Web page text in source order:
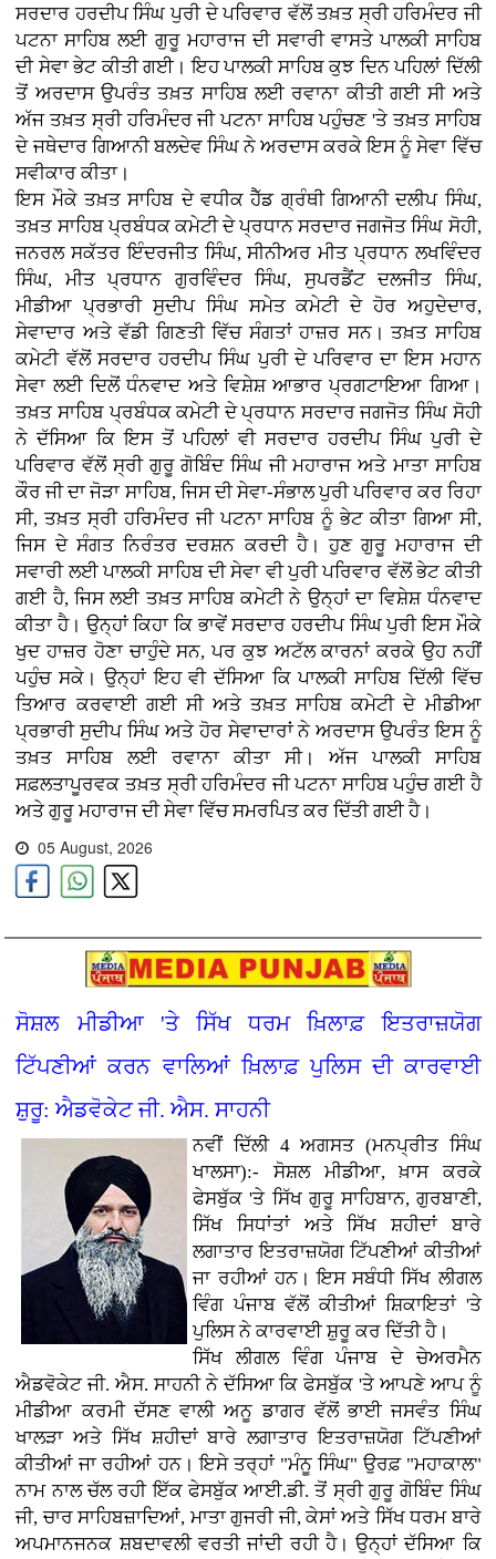
ਸਰਦਾਰ ਹਰਦੀਪ ਸਿੰਘ ਪੁਰੀ ਦੇ ਪਰਿਵਾਰ ਵੱਲੋਂ ਤਖ਼ਤ ਸ੍ਰੀ ਹਰਿਮੰਦਰ ਜੀ
ਪਟਨਾ ਸਾਹਿਬ ਲਈ ਗੁਰੂ ਮਹਾਰਾਜ ਦੀ ਸਵਾਰੀ ਵਾਸਤੇ ਪਾਲਕੀ ਸਾਹਿਬ
ਦੀ ਸੇਵਾ ਭੇਟ ਕੀਤੀ ਗਈ। ਇਹ ਪਾਲਕੀ ਸਾਹਿਬ ਕੁਝ ਦਿਨ ਪਹਿਲਾਂ ਦਿੱਲੀ
ਤੋਂ ਅਰਦਾਸ ਉਪਰੰਤ ਤਖ਼ਤ ਸਾਹਿਬ ਲਈ ਰਵਾਨਾ ਕੀਤੀ ਗਈ ਸੀ ਅਤੇ
ਅੱਜ ਤਖ਼ਤ ਸ੍ਰੀ ਹਰਿਮੰਦਰ ਜੀ ਪਟਨਾ ਸਾਹਿਬ ਪਹੁੰਚਣ 'ਤੇ ਤਖ਼ਤ ਸਾਹਿਬ
ਦੇ ਜਥੇਦਾਰ ਗਿਆਨੀ ਬਲਦੇਵ ਸਿੰਘ ਨੇ ਅਰਦਾਸ ਕਰਕੇ ਇਸ ਨੂੰ ਸੇਵਾ ਵਿੱਚ
ਸਵੀਕਾਰ ਕੀਤਾ।
ਇਸ ਮੌਕੇ ਤਖ਼ਤ ਸਾਹਿਬ ਦੇ ਵਧੀਕ ਹੈੱਡ ਗ੍ਰੰਥੀ ਗਿਆਨੀ ਦਲੀਪ ਸਿੰਘ,
ਤਖ਼ਤ ਸਾਹਿਬ ਪ੍ਰਬੰਧਕ ਕਮੇਟੀ ਦੇ ਪ੍ਰਧਾਨ ਸਰਦਾਰ ਜਗਜੋਤ ਸਿੰਘ ਸੋਹੀ,
ਜਨਰਲ ਸਕੱਤਰ ਇੰਦਰਜੀਤ ਸਿੰਘ, ਸੀਨੀਅਰ ਮੀਤ ਪ੍ਰਧਾਨ ਲਖਵਿੰਦਰ
ਸਿੰਘ, ਮੀਤ ਪ੍ਰਧਾਨ ਗੁਰਵਿੰਦਰ ਸਿੰਘ, ਸੁਪਰਡੈਂਟ ਦਲਜੀਤ ਸਿੰਘ,
ਮੀਡੀਆ ਪ੍ਰਭਾਰੀ ਸੁਦੀਪ ਸਿੰਘ ਸਮੇਤ ਕਮੇਟੀ ਦੇ ਹੋਰ ਅਹੁਦੇਦਾਰ,
ਸੇਵਾਦਾਰ ਅਤੇ ਵੱਡੀ ਗਿਣਤੀ ਵਿੱਚ ਸੰਗਤਾਂ ਹਾਜ਼ਰ ਸਨ। ਤਖ਼ਤ ਸਾਹਿਬ
ਕਮੇਟੀ ਵੱਲੋਂ ਸਰਦਾਰ ਹਰਦੀਪ ਸਿੰਘ ਪੁਰੀ ਦੇ ਪਰਿਵਾਰ ਦਾ ਇਸ ਮਹਾਨ
ਸੇਵਾ ਲਈ ਦਿਲੋਂ ਧੰਨਵਾਦ ਅਤੇ ਵਿਸ਼ੇਸ਼ ਆਭਾਰ ਪ੍ਰਗਟਾਇਆ ਗਿਆ।
ਤਖ਼ਤ ਸਾਹਿਬ ਪ੍ਰਬੰਧਕ ਕਮੇਟੀ ਦੇ ਪ੍ਰਧਾਨ ਸਰਦਾਰ ਜਗਜੋਤ ਸਿੰਘ ਸੋਹੀ
ਨੇ ਦੱਸਿਆ ਕਿ ਇਸ ਤੋਂ ਪਹਿਲਾਂ ਵੀ ਸਰਦਾਰ ਹਰਦੀਪ ਸਿੰਘ ਪੁਰੀ ਦੇ
ਪਰਿਵਾਰ ਵੱਲੋਂ ਸ੍ਰੀ ਗੁਰੂ ਗੋਬਿੰਦ ਸਿੰਘ ਜੀ ਮਹਾਰਾਜ ਅਤੇ ਮਾਤਾ ਸਾਹਿਬ
ਕੌਰ ਜੀ ਦਾ ਜੋੜਾ ਸਾਹਿਬ, ਜਿਸ ਦੀ ਸੇਵਾ-ਸੰਭਾਲ ਪੁਰੀ ਪਰਿਵਾਰ ਕਰ ਰਿਹਾ
ਸੀ, ਤਖ਼ਤ ਸ੍ਰੀ ਹਰਿਮੰਦਰ ਜੀ ਪਟਨਾ ਸਾਹਿਬ ਨੂੰ ਭੇਟ ਕੀਤਾ ਗਿਆ ਸੀ,
ਜਿਸ ਦੇ ਸੰਗਤ ਨਿਰੰਤਰ ਦਰਸ਼ਨ ਕਰਦੀ ਹੈ। ਹੁਣ ਗੁਰੂ ਮਹਾਰਾਜ ਦੀ
ਸਵਾਰੀ ਲਈ ਪਾਲਕੀ ਸਾਹਿਬ ਦੀ ਸੇਵਾ ਵੀ ਪੁਰੀ ਪਰਿਵਾਰ ਵੱਲੋਂ ਭੇਟ ਕੀਤੀ
ਗਈ ਹੈ, ਜਿਸ ਲਈ ਤਖ਼ਤ ਸਾਹਿਬ ਕਮੇਟੀ ਨੇ ਉਨ੍ਹਾਂ ਦਾ ਵਿਸ਼ੇਸ਼ ਧੰਨਵਾਦ
ਕੀਤਾ ਹੈ। ਉਨ੍ਹਾਂ ਕਿਹਾ ਕਿ ਭਾਵੇਂ ਸਰਦਾਰ ਹਰਦੀਪ ਸਿੰਘ ਪੁਰੀ ਇਸ ਮੌਕੇ
ਖੁਦ ਹਾਜ਼ਰ ਹੋਣਾ ਚਾਹੁੰਦੇ ਸਨ, ਪਰ ਕੁਝ ਅਟੱਲ ਕਾਰਨਾਂ ਕਰਕੇ ਉਹ ਨਹੀਂ
ਪਹੁੰਚ ਸਕੇ। ਉਨ੍ਹਾਂ ਇਹ ਵੀ ਦੱਸਿਆ ਕਿ ਪਾਲਕੀ ਸਾਹਿਬ ਦਿੱਲੀ ਵਿੱਚ
ਤਿਆਰ ਕਰਵਾਈ ਗਈ ਸੀ ਅਤੇ ਤਖ਼ਤ ਸਾਹਿਬ ਕਮੇਟੀ ਦੇ ਮੀਡੀਆ
ਪ੍ਰਭਾਰੀ ਸੁਦੀਪ ਸਿੰਘ ਅਤੇ ਹੋਰ ਸੇਵਾਦਾਰਾਂ ਨੇ ਅਰਦਾਸ ਉਪਰੰਤ ਇਸ ਨੂੰ
ਤਖ਼ਤ ਸਾਹਿਬ ਲਈ ਰਵਾਨਾ ਕੀਤਾ ਸੀ। ਅੱਜ ਪਾਲਕੀ ਸਾਹਿਬ
ਸਫ਼ਲਤਾਪੂਰਵਕ ਤਖ਼ਤ ਸ੍ਰੀ ਹਰਿਮੰਦਰ ਜੀ ਪਟਨਾ ਸਾਹਿਬ ਪਹੁੰਚ ਗਈ ਹੈ
ਅਤੇ ਗੁਰੂ ਮਹਾਰਾਜ ਦੀ ਸੇਵਾ ਵਿੱਚ ਸਮਰਪਿਤ ਕਰ ਦਿੱਤੀ ਗਈ ਹੈ।
05 August, 2026
ਸੋਸ਼ਲ ਮੀਡੀਆ 'ਤੇ ਸਿੱਖ ਧਰਮ ਖ਼ਿਲਾਫ਼ ਇਤਰਾਜ਼ਯੋਗ
ਟਿੱਪਣੀਆਂ ਕਰਨ ਵਾਲਿਆਂ ਖ਼ਿਲਾਫ਼ ਪੁਲਿਸ ਦੀ ਕਾਰਵਾਈ
ਸ਼ੁਰੂ: ਐਡਵੋਕੇਟ ਜੀ. ਐਸ. ਸਾਹਨੀ
ਨਵੀਂ ਦਿੱਲੀ 4 ਅਗਸਤ (ਮਨਪ੍ਰੀਤ ਸਿੰਘ
ਖਾਲਸਾ):- ਸੋਸ਼ਲ ਮੀਡੀਆ, ਖ਼ਾਸ ਕਰਕੇ
ਫੇਸਬੁੱਕ 'ਤੇ ਸਿੱਖ ਗੁਰੂ ਸਾਹਿਬਾਨ, ਗੁਰਬਾਣੀ,
ਸਿੱਖ ਸਿਧਾਂਤਾਂ ਅਤੇ ਸਿੱਖ ਸ਼ਹੀਦਾਂ ਬਾਰੇ
ਲਗਾਤਾਰ ਇਤਰਾਜ਼ਯੋਗ ਟਿੱਪਣੀਆਂ ਕੀਤੀਆਂ
ਜਾ ਰਹੀਆਂ ਹਨ। ਇਸ ਸਬੰਧੀ ਸਿੱਖ ਲੀਗਲ
ਵਿੰਗ ਪੰਜਾਬ ਵੱਲੋਂ ਕੀਤੀਆਂ ਸ਼ਿਕਾਇਤਾਂ 'ਤੇ
ਪੁਲਿਸ ਨੇ ਕਾਰਵਾਈ ਸ਼ੁਰੂ ਕਰ ਦਿੱਤੀ ਹੈ।
ਸਿੱਖ ਲੀਗਲ ਵਿੰਗ ਪੰਜਾਬ ਦੇ ਚੇਅਰਮੈਨ
ਐਡਵੋਕੇਟ ਜੀ. ਐਸ. ਸਾਹਨੀ ਨੇ ਦੱਸਿਆ ਕਿ ਫੇਸਬੁੱਕ 'ਤੇ ਆਪਣੇ ਆਪ ਨੂੰ
ਮੀਡੀਆ ਕਰਮੀ ਦੱਸਣ ਵਾਲੀ ਅਨੂ ਡਾਗਰ ਵੱਲੋਂ ਭਾਈ ਜਸਵੰਤ ਸਿੰਘ
ਖਾਲੜਾ ਅਤੇ ਸਿੱਖ ਸ਼ਹੀਦਾਂ ਬਾਰੇ ਲਗਾਤਾਰ ਇਤਰਾਜ਼ਯੋਗ ਟਿੱਪਣੀਆਂ
ਕੀਤੀਆਂ ਜਾ ਰਹੀਆਂ ਹਨ। ਇਸੇ ਤਰ੍ਹਾਂ "ਮੰਨੂ ਸਿੰਘ" ਉਰਫ਼ "ਮਹਾਕਾਲ"
ਨਾਮ ਨਾਲ ਚੱਲ ਰਹੀ ਇੱਕ ਫੇਸਬੁੱਕ ਆਈ.ਡੀ. ਤੋਂ ਸ੍ਰੀ ਗੁਰੂ ਗੋਬਿੰਦ ਸਿੰਘ
ਜੀ, ਚਾਰ ਸਾਹਿਬਜ਼ਾਦਿਆਂ, ਮਾਤਾ ਗੁਜਰੀ ਜੀ, ਕੇਸਾਂ ਅਤੇ ਸਿੱਖ ਧਰਮ ਬਾਰੇ
ਅਪਮਾਨਜਨਕ ਸ਼ਬਦਾਵਲੀ ਵਰਤੀ ਜਾਂਦੀ ਰਹੀ ਹੈ। ਉਨ੍ਹਾਂ ਦੱਸਿਆ ਕਿ